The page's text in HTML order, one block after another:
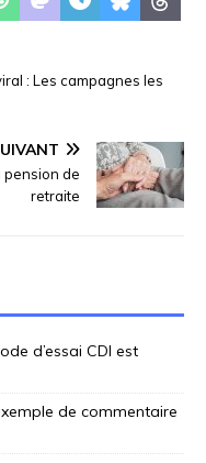
: Les campagnes les
pension de
retraite
d’essai CDI est
de commentaire